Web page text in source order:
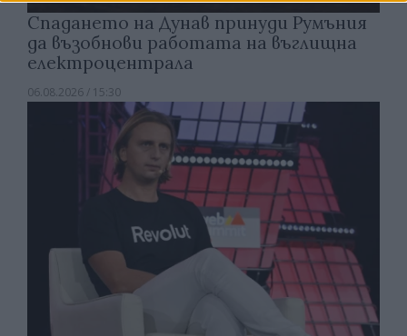
Спадането на Дунав принуди Румъния
да възобнови работата на въглищна
електроцентрала
06.08.2026 / 15:30